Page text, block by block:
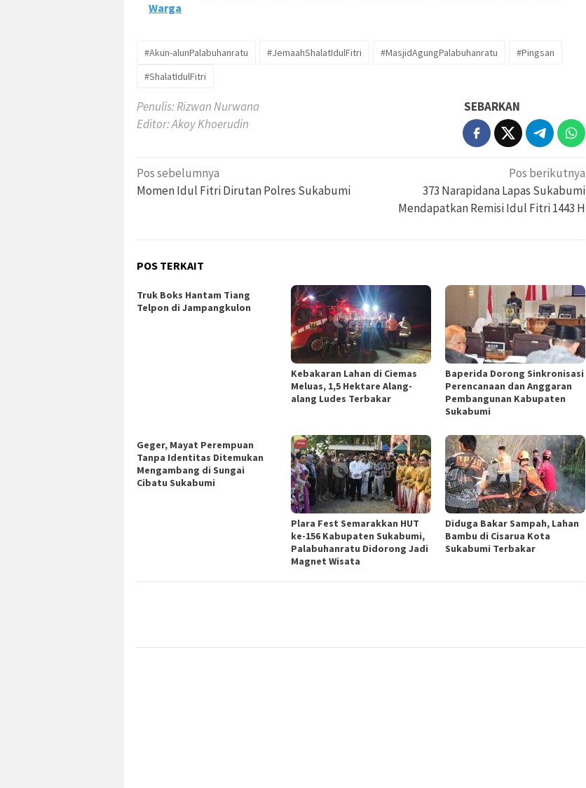
Warga
#Akun-alunPalabuhanratu #JemaahShalatIdulFitri #MasjidAgungPalabuhanratu
#Pingsan
#ShalatIdulFitri
Penulis: Rizwan Nurwana
Editor: Akoy Khoerudin
SEBARKAN
Navigasi
pos
Pos sebelumnya
Momen Idul Fitri Dirutan Polres Sukabumi
Pos berikutnya
373 Narapidana Lapas Sukabumi
Mendapatkan Remisi Idul Fitri 1443 H
POS TERKAIT
Truk Boks Hantam Tiang
Telpon di Jampangkulon
Kebakaran Lahan di Ciemas
Meluas, 1,5 Hektare Alang-
alang Ludes Terbakar
Baperida Dorong Sinkronisasi
Perencanaan dan Anggaran
Pembangunan Kabupaten
Sukabumi
Geger, Mayat Perempuan
Tanpa Identitas Ditemukan
Mengambang di Sungai
Cibatu Sukabumi
Plara Fest Semarakkan HUT
ke-156 Kabupaten Sukabumi,
Palabuhanratu Didorong Jadi
Magnet Wisata
Diduga Bakar Sampah, Lahan
Bambu di Cisarua Kota
Sukabumi Terbakar